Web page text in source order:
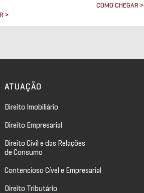
>
COMO CHEGAR >
ATUAÇÃO
Direito Imobiliário
Direito Empresarial
Direito Civil e das Relações
de Consumo
Contencioso Cível e Empresarial
Direito Tributário